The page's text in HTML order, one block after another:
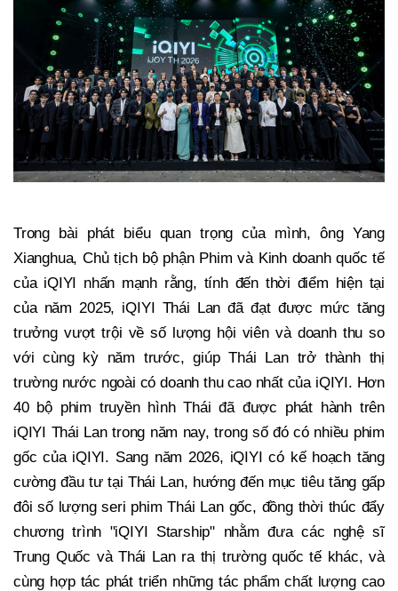
Trong bài phát biểu quan trọng của mình, ông Yang
Xianghua, Chủ tịch bộ phận Phim và Kinh doanh quốc tế
của iQIYI nhấn mạnh rằng, tính đến thời điểm hiện tại
của năm 2025, iQIYI Thái Lan đã đạt được mức tăng
trưởng vượt trội về số lượng hội viên và doanh thu so
với cùng kỳ năm trước, giúp Thái Lan trở thành thị
trường nước ngoài có doanh thu cao nhất của iQIYI. Hơn
40 bộ phim truyền hình Thái đã được phát hành trên
iQIYI Thái Lan trong năm nay, trong số đó có nhiều phim
gốc của iQIYI. Sang năm 2026, iQIYI có kế hoạch tăng
cường đầu tư tại Thái Lan, hướng đến mục tiêu tăng gấp
đôi số lượng seri phim Thái Lan gốc, đồng thời thúc đẩy
chương trình "iQIYI Starship" nhằm đưa các nghệ sĩ
Trung Quốc và Thái Lan ra thị trường quốc tế khác, và
cùng hợp tác phát triển những tác phẩm chất lượng cao